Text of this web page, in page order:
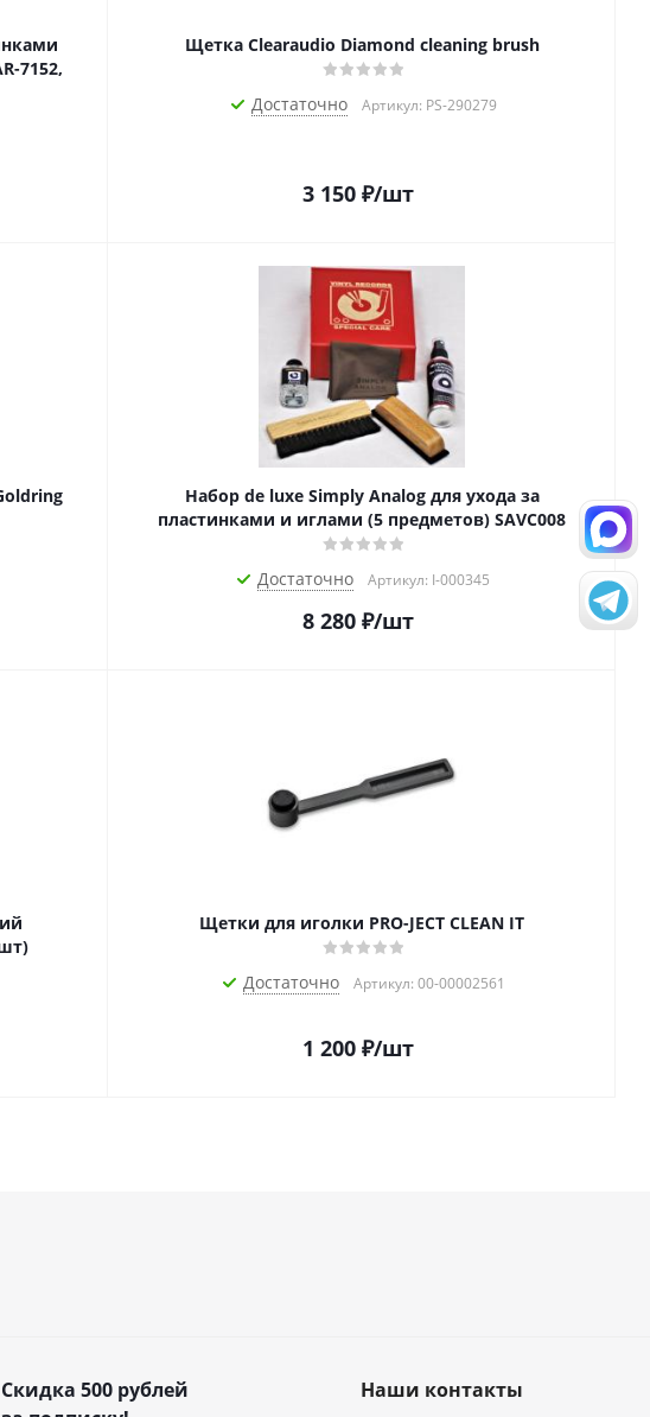
7152,
Щетка Clearaudio Diamond cleaning brush
Достаточно Артикул: PS-290279
3 150₽/шт
Набор de luxe Simply Analog для ухода за
пластинками и иглами (5 предметов) SAVC008
Достаточно Артикул: I-000345
8 280₽/шт
Щетки для иголки PRO-JECT CLEAN IT
Достаточно Артикул: 00-00002561
1 200₽/шт
Скидка 500 рублей
Наши контакты